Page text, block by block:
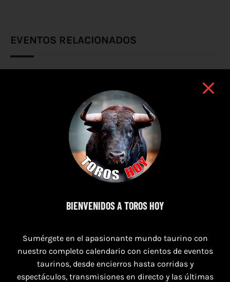
EVENTOS RELACIONADOS
16 de agosto de 2026
BIENVENIDOS A TOROS HOY
Sumérgete en el apasionante mundo taurino con
nuestro completo calendario con cientos de eventos
taurinos, desde encierros hasta corridas y
espectáculos, transmisiones en directo y las últimas